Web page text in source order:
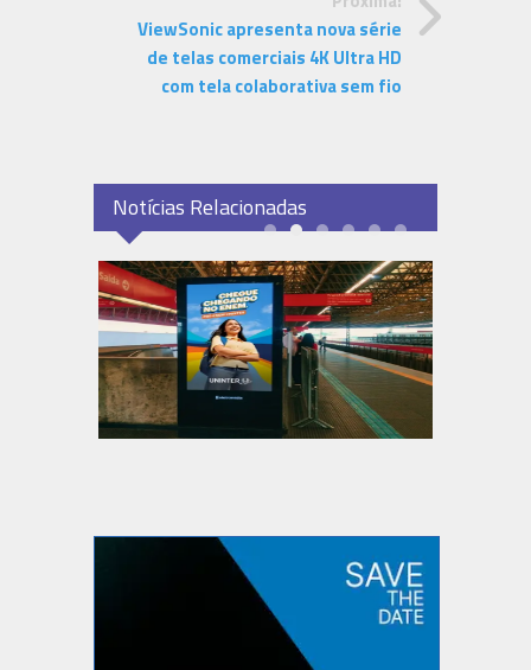
ViewSonic apresenta nova série
de telas comerciais 4K Ultra HD
com tela colaborativa sem fio
Notícias Relacionadas